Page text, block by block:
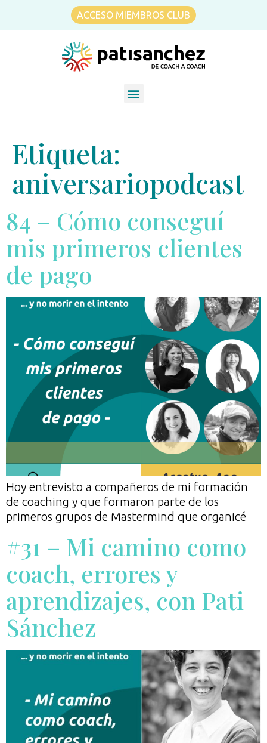
ACCESO MIEMBROS CLUB
Etiqueta:
aniversariopodcast
84 – Cómo conseguí
mis primeros clientes
de pago
Hoy entrevisto a compañeros de mi formación
de coaching y que formaron parte de los
primeros grupos de Mastermind que organicé
#31 – Mi camino como
coach, errores y
aprendizajes, con Pati
Sánchez